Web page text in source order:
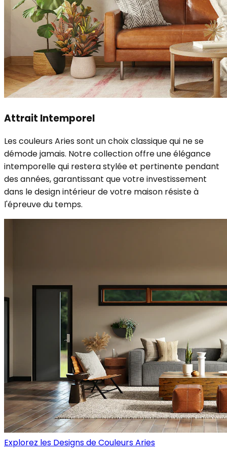
Attrait Intemporel
Les couleurs Aries sont un choix classique qui ne se
démode jamais. Notre collection offre une élégance
intemporelle qui restera stylée et pertinente pendant
des années, garantissant que votre investissement
dans le design intérieur de votre maison résiste à
l'épreuve du temps.
Explorez les Designs de Couleurs Aries